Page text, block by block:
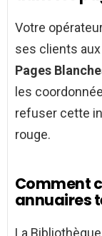
Votre
ses clients
Pages
les
refuser cette
rouge.
Comment
annuaires
La